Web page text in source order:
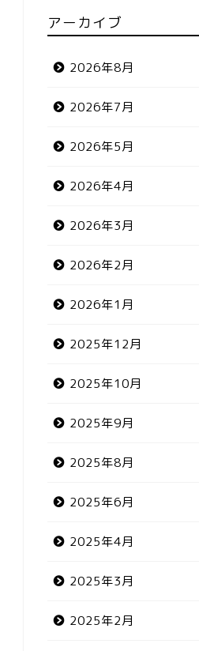
アーカイブ
2026年8月
2026年7月
2026年5月
2026年4月
2026年3月
2026年2月
2026年1月
2025年12月
2025年10月
2025年9月
2025年8月
2025年6月
2025年4月
2025年3月
2025年2月